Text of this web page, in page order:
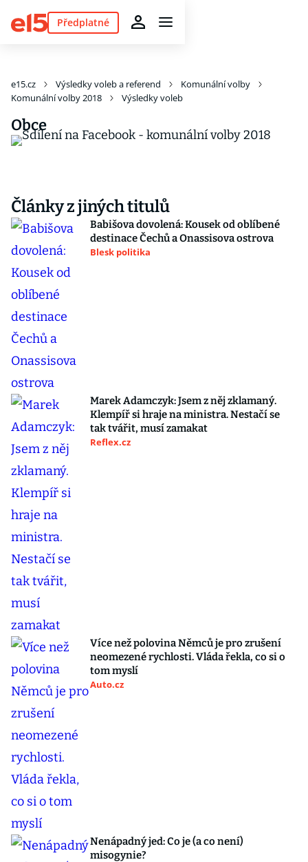
Předplatné
e15.cz Výsledky voleb a referend
Komunální volby
Komunální volby 2018
Výsledky voleb
Obce
Články z jiných titulů
Babišova dovolená: Kousek od oblíbené
destinace Čechů a Onassisova ostrova
Blesk politika
Marek Adamczyk: Jsem z něj zklamaný.
Klempíř si hraje na ministra. Nestačí se
tak tvářit, musí zamakat
Reflex.cz
Více než polovina Němců je pro zrušení
neomezené rychlosti. Vláda řekla, co si o
tom myslí
Auto.cz
Nenápadný jed: Co je (a co není)
misogynie?